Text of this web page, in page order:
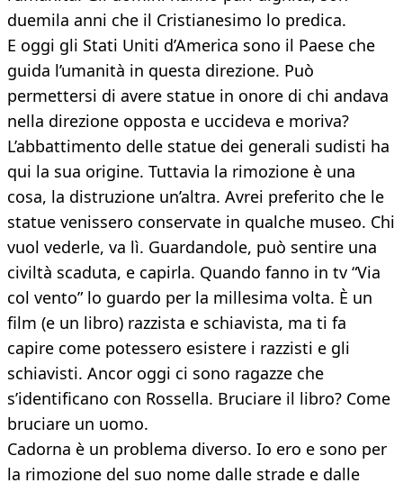
duemila anni che il Cristianesimo lo predica.
E oggi gli Stati Uniti d’America sono il Paese che
guida l’umanità in questa direzione. Può
permettersi di avere statue in onore di chi andava
nella direzione opposta e uccideva e moriva?
L’abbattimento delle statue dei generali sudisti ha
qui la sua origine. Tuttavia la rimozione è una
cosa, la distruzione un’altra. Avrei preferito che le
statue venissero conservate in qualche museo. Chi
vuol vederle, va lì. Guardandole, può sentire una
civiltà scaduta, e capirla. Quando fanno in tv “Via
col vento” lo guardo per la millesima volta. È un
film (e un libro) razzista e schiavista, ma ti fa
capire come potessero esistere i razzisti e gli
schiavisti. Ancor oggi ci sono ragazze che
s’identificano con Rossella. Bruciare il libro? Come
bruciare un uomo.
Cadorna è un problema diverso. Io ero e sono per
la rimozione del suo nome dalle strade e dalle